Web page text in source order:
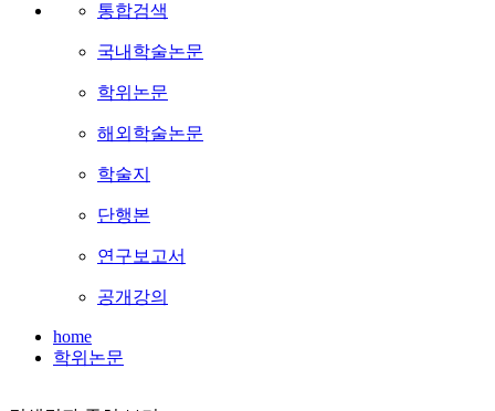
통합검색
국내학술논문
학위논문
해외학술논문
학술지
단행본
연구보고서
공개강의
home
학위논문